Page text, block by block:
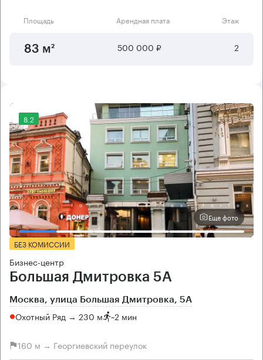
Площадь Арендная плата Этаж
83 м² 500 000 ₽ 2
8.2
Еще фото
БЕЗ КОМИССИИ
Бизнес-центр
Большая Дмитровка 5А
Москва, улица Большая Дмитровка, 5А
Охотный Ряд → 230 м ~2 мин
160 м → Георгиевский переулок